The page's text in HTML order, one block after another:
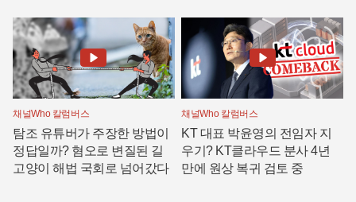
채널Who 칼럼버스
탐조 유튜버가 주장한 방법이
정답일까? 혐오로 변질된 길
고양이 해법 국회로 넘어갔다
채널Who 칼럼버스
KT 대표 박윤영의 전임자 지
우기? KT클라우드 분사 4년
만에 원상 복귀 검토 중